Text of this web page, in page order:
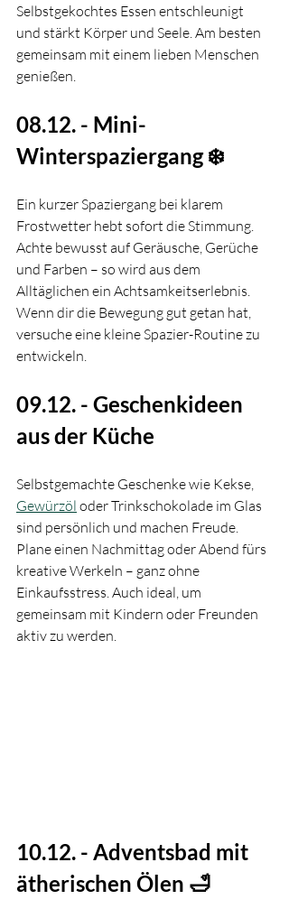
Selbstgekochtes Essen entschleunigt
und stärkt Körper und Seele. Am besten
gemeinsam mit einem lieben Menschen
genießen.
08.12. - Mini-
Winterspaziergang ❄️
Ein kurzer Spaziergang bei klarem
Frostwetter hebt sofort die Stimmung.
Achte bewusst auf Geräusche, Gerüche
und Farben – so wird aus dem
Alltäglichen ein Achtsamkeitserlebnis.
Wenn dir die Bewegung gut getan hat,
versuche eine kleine Spazier-Routine zu
entwickeln.
09.12. - Geschenkideen
aus der Küche
Selbstgemachte Geschenke wie Kekse,
Gewürzöl oder Trinkschokolade im Glas
sind persönlich und machen Freude.
Plane einen Nachmittag oder Abend fürs
kreative Werkeln – ganz ohne
Einkaufsstress. Auch ideal, um
gemeinsam mit Kindern oder Freunden
aktiv zu werden.
10.12. - Adventsbad mit
ätherischen Ölen 🛁